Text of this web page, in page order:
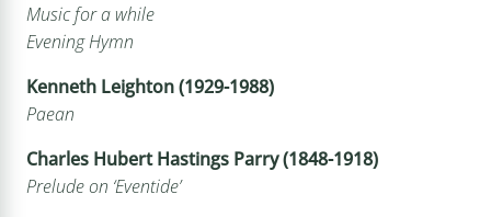
Music for a while
Evening Hymn
Kenneth Leighton (1929-1988)
Paean
Charles Hubert Hastings Parry (1848-1918)
Prelude on ‘Eventide’